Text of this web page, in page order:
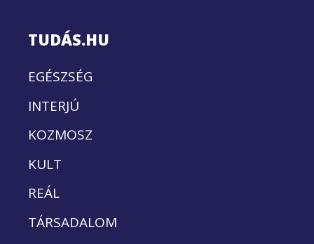
TUDÁS.HU
EGÉSZSÉG
INTERJÚ
KOZMOSZ
KULT
REÁL
TÁRSADALOM